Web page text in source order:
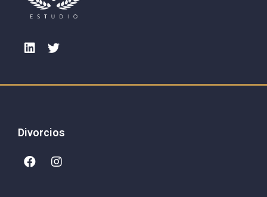
Divorcios